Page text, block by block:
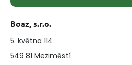
Boaz, s.r.o.
5. května 114
549 81 Meziměstí